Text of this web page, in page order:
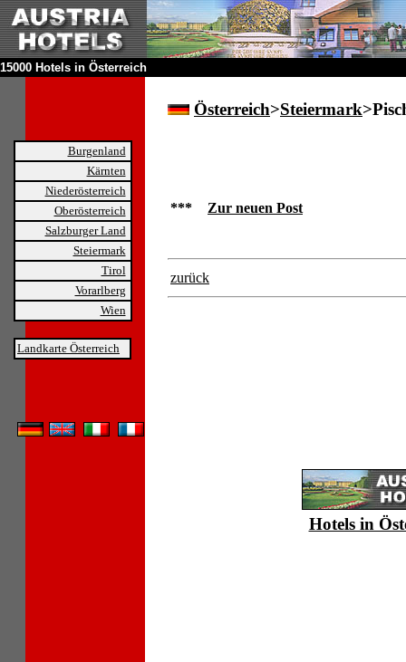
15000 Hotels in Österreich
Burgenland
Kärnten
Niederösterreich
Oberösterreich
Salzburger Land
Steiermark
Tirol
Vorarlberg
Wien
Landkarte Österreich
Österreich>Steiermark
*** Zur neuen Post
zurück
Hotels in